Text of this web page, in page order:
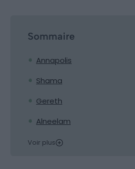
Sommaire
Annapolis
Shama
Gereth
Alneelam
Voir plus